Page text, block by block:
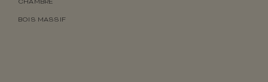
CHAMBRE
BOIS MASSIF